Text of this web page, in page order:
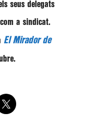
seus delegats
a sindicat.
El Mirador de